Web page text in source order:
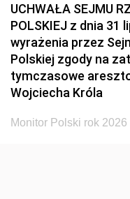
UCHWAŁA SEJMU
POLSKIEJ z dnia 31
wyrażenia przez
Polskiej zgody na
tymczasowe
Wojciecha Króla
Monitor Polski rok